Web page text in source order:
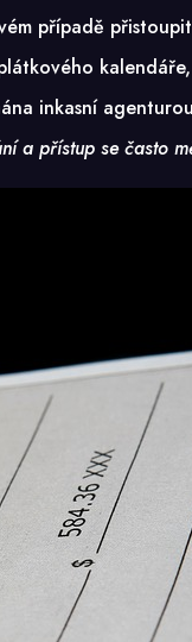
případě
inkasní
a přístup se často